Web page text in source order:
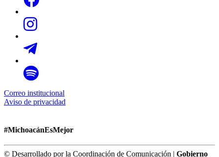
Correo institucional
Aviso de privacidad
#MichoacánEsMejor
© Desarrollado por la Coordinación de Comunicación | Gobierno